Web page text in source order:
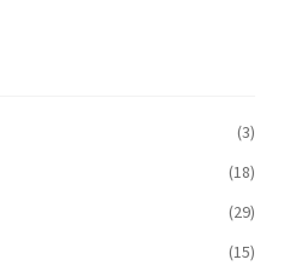
(3)
(18)
(29)
(15)